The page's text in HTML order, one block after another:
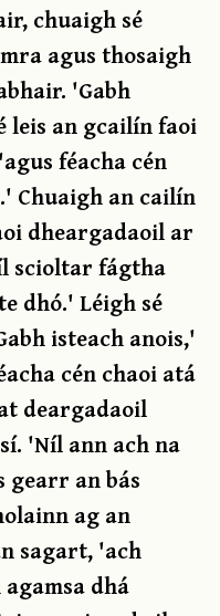
chuaigh sé
agus thosaigh
'Gabh
leis an gcailín faoi
féacha cén
Chuaigh an cailín
dheargadaoil ar
scioltar fágtha
dhó.' Léigh sé
isteach anois,'
cén chaoi atá
deargadaoil
'Níl ann ach na
gearr an bás
ag an
sagart, 'ach
dhá